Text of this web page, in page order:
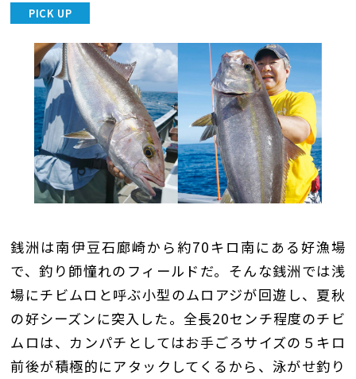
PICK UP
銭洲は南伊豆石廊崎から約70キロ南にある好漁場
で、釣り師憧れのフィールドだ。そんな銭洲では浅
場にチビムロと呼ぶ小型のムロアジが回遊し、夏秋
の好シーズンに突入した。全長20センチ程度のチビ
ムロは、カンパチとしてはお手ごろサイズの５キロ
前後が積極的にアタックしてくるから、泳がせ釣り